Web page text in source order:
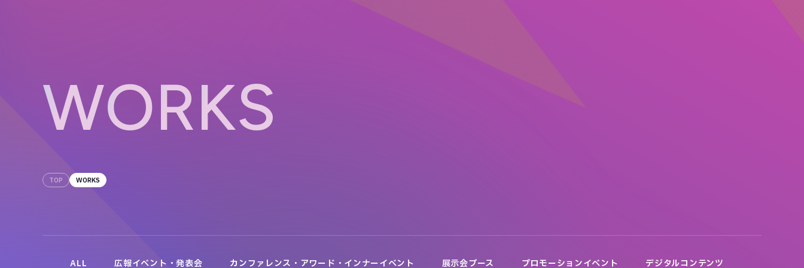
WORKS
TOP WORKS
ALL 広報イベント・発表会 カンファレンス・アワード・インナーイベント 展示会ブース プロモーションイベント デジタルコンテンツ